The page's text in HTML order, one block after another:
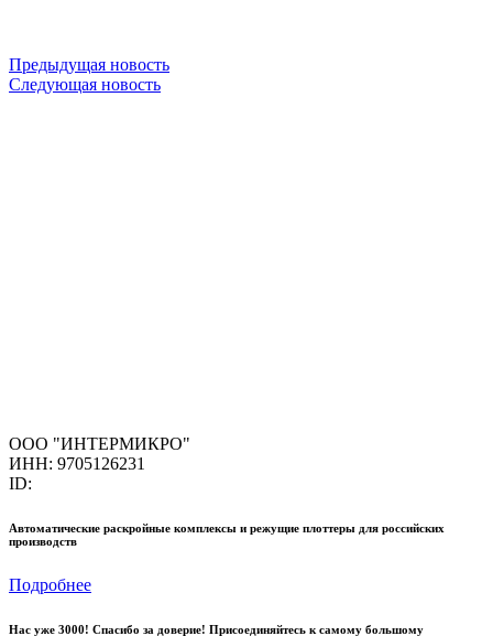
Предыдущая новость
Следующая новость
ООО "ИНТЕРМИКРО"
ИНН: 9705126231
ID:
Автоматические раскройные комплексы и режущие плоттеры для российских
производств
Подробнее
Нас уже 3000! Спасибо за доверие! Присоединяйтесь к самому большому